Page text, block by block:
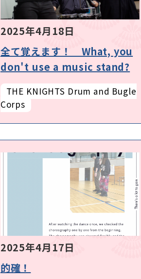
2025年4月18日
全て覚えます！ What, you
don't use a music stand?
THE KNIGHTS Drum and Bugle
Corps
2025年4月17日
的確！